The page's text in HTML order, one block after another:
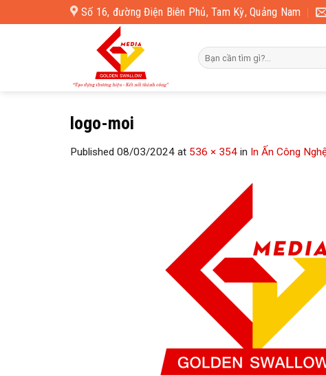
to
Số 16, đường Điện Biên Phủ, Tam Kỳ, Quảng Nam
logo-moi
Published 08/03/2024 at 536 × 354 in In Ấn Công